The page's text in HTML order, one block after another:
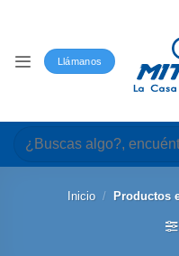
Llámanos
Buscar
por:
Inicio / Productos